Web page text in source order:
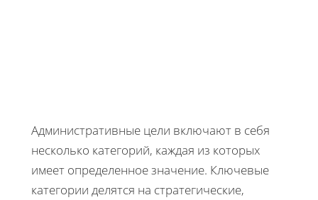
Административные цели включают в себя
несколько категорий, каждая из которых
имеет определенное значение. Ключевые
категории делятся на стратегические,